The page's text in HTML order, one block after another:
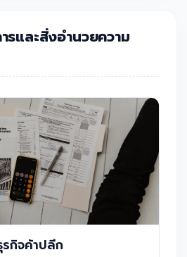
และสิ่งอำนวยความ
กิจค้าปลีก